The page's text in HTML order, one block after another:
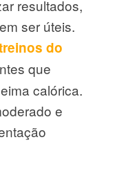
resultados,
ser úteis.
do
que
calórica.
e